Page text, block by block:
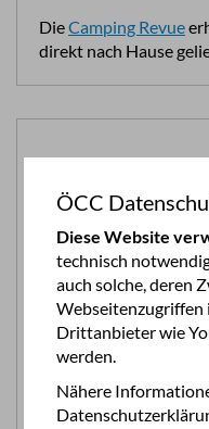
DieCamping Revue
direkt nach Hause
Als ÖCC Mitglied
Campingurlaub wissen
DasÖCC Reise-
zusammenstellen
ÖCC
Diese Website
technisch
auch solche, deren
Webseitenzugriffen
Drittanbieter wie
werden.
Nähere